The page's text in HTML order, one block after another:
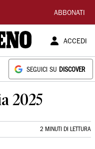
ABBONATI
ACCEDI
SEGUICI SU DISCOVER
2025
2 MINUTI DI LETTURA